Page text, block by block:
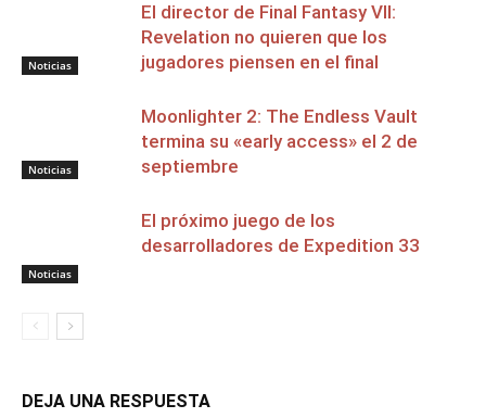
Noticias
El director de Final Fantasy VII:
Revelation no quieren que los
jugadores piensen en el final
Noticias
Moonlighter 2: The Endless Vault
termina su «early access» el 2 de
septiembre
Noticias
El próximo juego de los
desarrolladores de Expedition 33
DEJA UNA RESPUESTA